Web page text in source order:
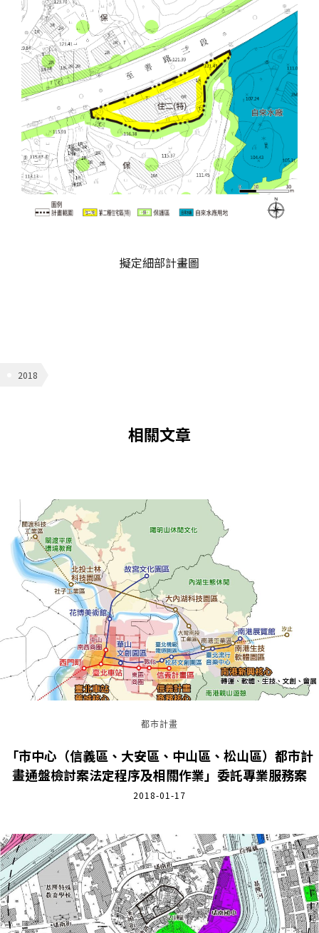
擬定細部計畫圖
2018
相關文章
都市計畫
「市中心（信義區、大安區、中山區、松山區）都市計
畫通盤檢討案法定程序及相關作業」委託專業服務案
2018-01-17